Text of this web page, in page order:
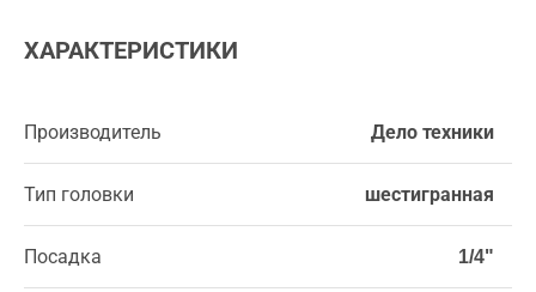
ХАРАКТЕРИСТИКИ
Производитель Дело техники
Тип головки шестигранная
Посадка 1/4"